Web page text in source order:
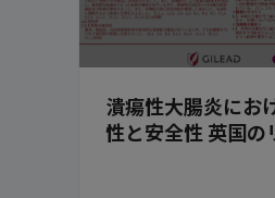
潰瘍性大腸炎にお
性と安全性 英国の